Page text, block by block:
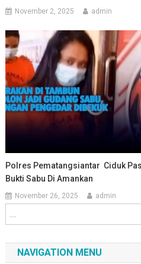
November 2, 2025 admin
Polres Pematangsiantar Ciduk
Bukti Sabu Di Amankan
November 26, 2025 admin
NAVIGATION MENU